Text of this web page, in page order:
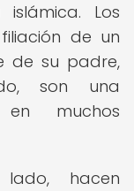
Los
de un
de su padre,
son una
en muchos
hacen